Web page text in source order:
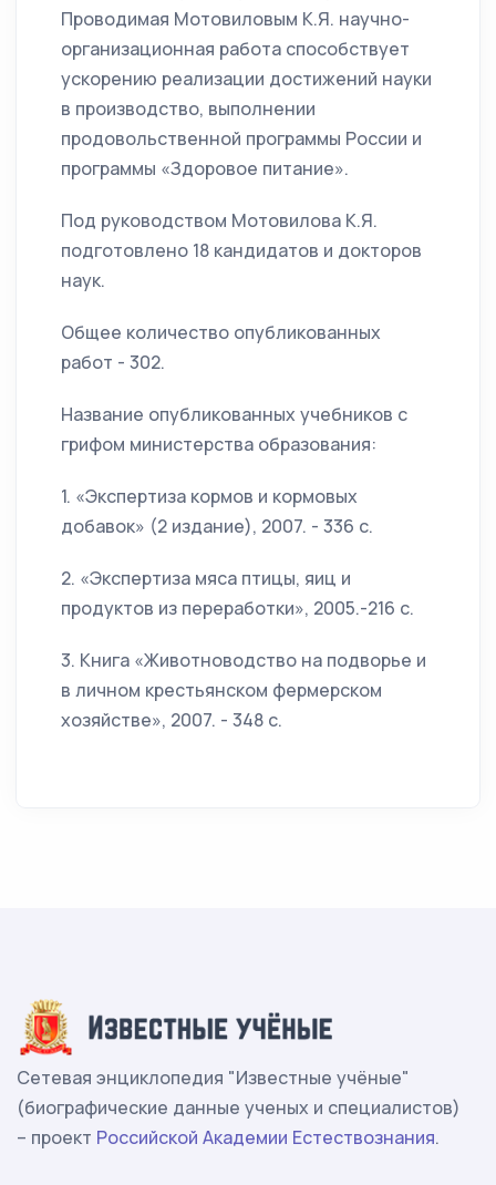
Проводимая Мотовиловым К.Я. научно-
организационная работа способствует
ускорению реализации достижений науки
в производство, выполнении
продовольственной программы России и
программы «Здоровое питание».
Под руководством Мотовилова К.Я.
подготовлено 18 кандидатов и докторов
наук.
Общее количество опубликованных
работ - 302.
Название опубликованных учебников с
грифом министерства образования:
1. «Экспертиза кормов и кормовых
добавок» (2 издание), 2007. - 336 с.
2. «Экспертиза мяса птицы, яиц и
продуктов из переработки», 2005.-216 с.
3. Книга «Животноводство на подворье и
в личном крестьянском фермерском
хозяйстве», 2007. - 348 с.
Сетевая энциклопедия "Известные учёные"
(биографические данные ученых и специалистов)
– проект Российской Академии Естествознания.